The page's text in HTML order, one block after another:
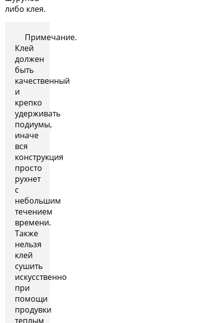
либо клея.
Примечание.
Клей
должен
быть
качественный
и
крепко
удерживать
подиумы,
иначе
вся
конструкция
просто
рухнет
с
небольшим
течением
времени.
Также
нельзя
клей
сушить
искусственно
при
помощи
продувки
теплым